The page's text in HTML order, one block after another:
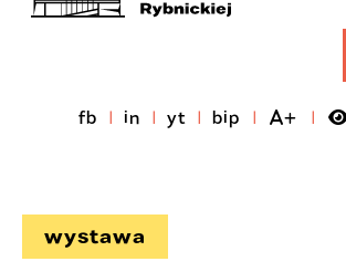
fb in yt bip
wystawa